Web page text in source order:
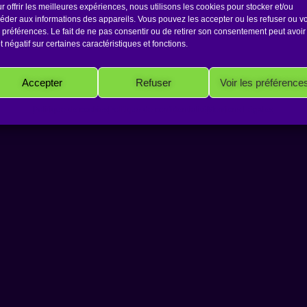
offrir les meilleures expériences, nous utilisons les cookies pour stocker et/ou
aux informations des appareils. Vous pouvez les accepter ou les refuser ou
préférences. Le fait de ne pas consentir ou de retirer son consentement peut avoir
négatif sur certaines caractéristiques et fonctions.
Accepter Refuser Voir les